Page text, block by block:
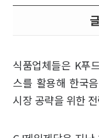
식품업체들은 K푸
스를 활용해 한국
시장 공략을 위한